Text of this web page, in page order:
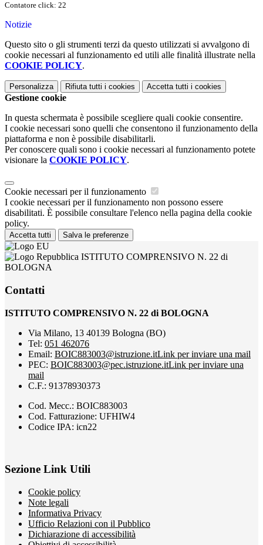
Contatore click: 22
Notizie
Questo sito o gli strumenti terzi da questo utilizzati si avvalgono di
cookie necessari al funzionamento ed utili alle finalità illustrate nella
COOKIE POLICY.
Personalizza Rifiuta tutti i cookies Accetta tutti i cookies
Gestione cookie
In questa schermata è possibile scegliere quali cookie consentire.
I cookie necessari sono quelli che consentono il funzionamento della
piattaforma e non è possibile disabilitarli.
Per conoscere quali sono i cookie necessari al funzionamento potete
visionare la COOKIE POLICY.
Cookie necessari per il funzionamento
I cookie necessari per il funzionamento non possono essere
disabilitati. È possibile consultare l'elenco nella pagina della cookie
policy.
Accetta tutti Salva le preferenze
ISTITUTO COMPRENSIVO N. 22 di
BOLOGNA
Contatti
ISTITUTO COMPRENSIVO N. 22 di BOLOGNA
Via Milano, 13 40139 Bologna (BO)
Tel: 051 462076
Email: BOIC883003@istruzione.itLink per inviare una mail
PEC: BOIC883003@pec.istruzione.itLink per inviare una
mail
C.F.: 91378930373
Cod. Mecc.: BOIC883003
Cod. Fatturazione: UFHIW4
Codice IPA: icn22
Sezione Link Utili
Cookie policy
Note legali
Informativa Privacy
Ufficio Relazioni con il Pubblico
Dichiarazione di accessibilità